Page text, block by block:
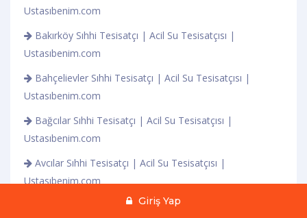
Giriş Yap
Ustasıbenim.com
Bakırköy Sıhhi Tesisatçı | Acil Su Tesisatçısı |
Ustasıbenim.com
Bahçelievler Sıhhi Tesisatçı | Acil Su Tesisatçısı |
Ustasıbenim.com
Bağcılar Sıhhi Tesisatçı | Acil Su Tesisatçısı |
Ustasıbenim.com
Avcılar Sıhhi Tesisatçı | Acil Su Tesisatçısı |
Ustasıbenim.com
Ataşehir Sıhhi Tesisatçı | Acil Su Tesisatçısı |